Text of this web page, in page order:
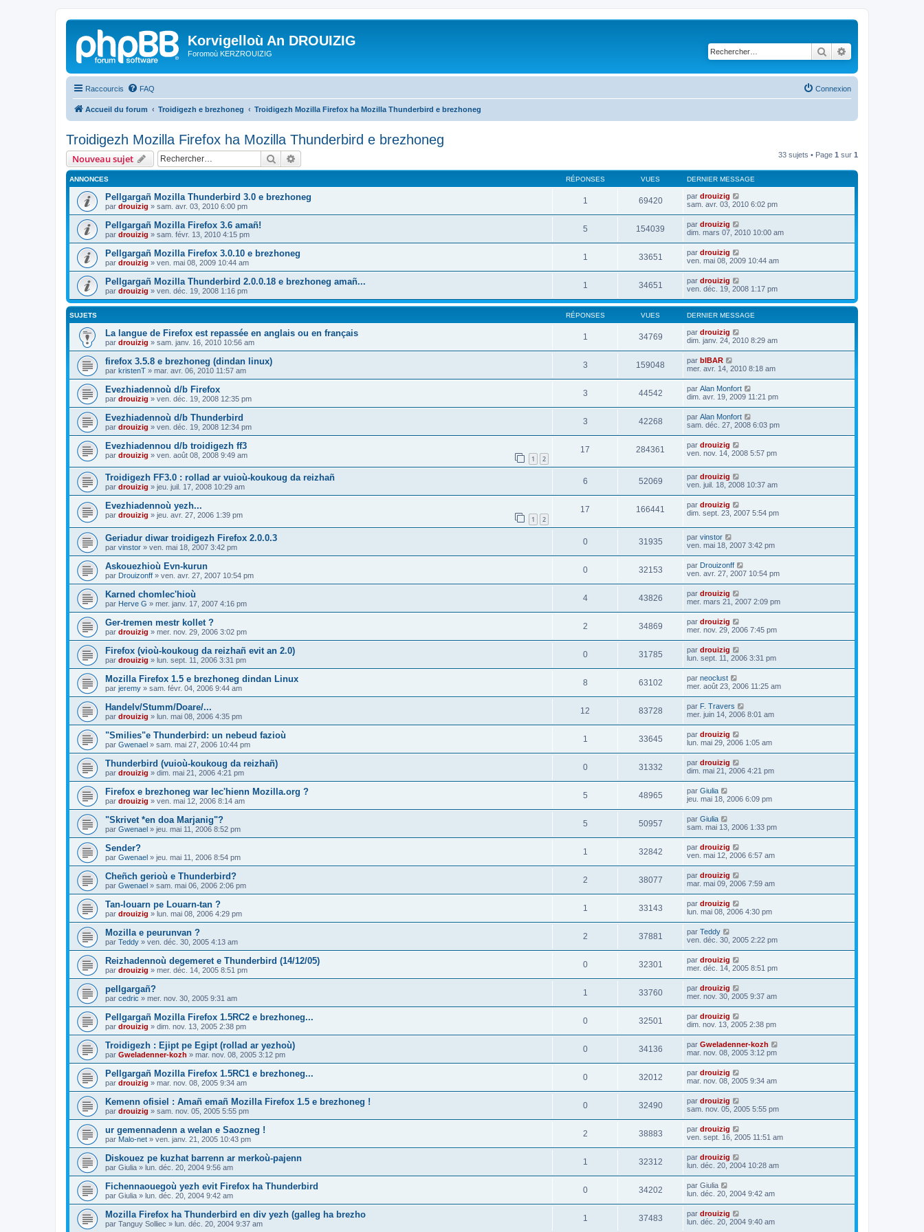
Korvigelloù An DROUIZIG
Foromoù KERZROUIZIG Rechercher
Raccourcis FAQ Connexion
Accueil du forum Troidigezh e brezhoneg Troidigezh Mozilla Firefox ha Mozilla Thunderbird e brezhoneg
Troidigezh Mozilla Firefox ha Mozilla Thunderbird e brezhoneg
Nouveau sujet Rechercher 33 sujets • Page 1 sur 1
ANNONCES RÉPONSES VUES DERNIER MESSAGE
Pellgargañ Mozilla Thunderbird 3.0 e brezhoneg
par drouizig » sam. avr. 03, 2010 6:00 pm
1 69420 par drouizig
sam. avr. 03, 2010 6:02 pm
Pellgargañ Mozilla Firefox 3.6 amañ!
par drouizig » sam. févr. 13, 2010 4:15 pm
5 154039 par drouizig
dim. mars 07, 2010 10:00 am
Pellgargañ Mozilla Firefox 3.0.10 e brezhoneg
par drouizig » ven. mai 08, 2009 10:44 am
1 33651 par drouizig
ven. mai 08, 2009 10:44 am
Pellgargañ Mozilla Thunderbird 2.0.0.18 e brezhoneg amañ...
par drouizig » ven. déc. 19, 2008 1:16 pm
1 34651 par drouizig
ven. déc. 19, 2008 1:17 pm
SUJETS RÉPONSES VUES DERNIER MESSAGE
La langue de Firefox est repassée en anglais ou en français
par drouizig » sam. janv. 16, 2010 10:56 am
1 34769 par drouizig
dim. janv. 24, 2010 8:29 am
firefox 3.5.8 e brezhoneg (dindan linux)
par kristenT » mar. avr. 06, 2010 11:57 am
3 159048 par bIBAR
mer. avr. 14, 2010 8:18 am
Evezhiadennoù d/b Firefox
par drouizig » ven. déc. 19, 2008 12:35 pm
3 44542 par Alan Monfort
dim. avr. 19, 2009 11:21 pm
Evezhiadennoù d/b Thunderbird
par drouizig » ven. déc. 19, 2008 12:34 pm
3 42268 par Alan Monfort
sam. déc. 27, 2008 6:03 pm
Evezhiadennou d/b troidigezh ff3
par drouizig » ven. août 08, 2008 9:49 am 1 2
17 284361 par drouizig
ven. nov. 14, 2008 5:57 pm
Troidigezh FF3.0 : rollad ar vuioù-koukoug da reizhañ
par drouizig » jeu. juil. 17, 2008 10:29 am
6 52069 par drouizig
ven. juil. 18, 2008 10:37 am
Evezhiadennoù yezh...
par drouizig » jeu. avr. 27, 2006 1:39 pm 1 2
17 166441 par drouizig
dim. sept. 23, 2007 5:54 pm
Geriadur diwar troidigezh Firefox 2.0.0.3
par vinstor » ven. mai 18, 2007 3:42 pm
0 31935 par vinstor
ven. mai 18, 2007 3:42 pm
Askouezhioù Evn-kurun
par Drouizonff » ven. avr. 27, 2007 10:54 pm
0 32153 par Drouizonff
ven. avr. 27, 2007 10:54 pm
Karned chomlec'hioù
par Herve G » mer. janv. 17, 2007 4:16 pm
4 43826 par drouizig
mer. mars 21, 2007 2:09 pm
Ger-tremen mestr kollet ?
par drouizig » mer. nov. 29, 2006 3:02 pm
2 34869 par drouizig
mer. nov. 29, 2006 7:45 pm
Firefox (vioù-koukoug da reizhañ evit an 2.0)
par drouizig » lun. sept. 11, 2006 3:31 pm
0 31785 par drouizig
lun. sept. 11, 2006 3:31 pm
Mozilla Firefox 1.5 e brezhoneg dindan Linux
par jeremy » sam. févr. 04, 2006 9:44 am
8 63102 par neoclust
mer. août 23, 2006 11:25 am
Handelv/Stumm/Doare/...
par drouizig » lun. mai 08, 2006 4:35 pm
12 83728 par F. Travers
mer. juin 14, 2006 8:01 am
"Smilies"e Thunderbird: un nebeud fazioù
par Gwenael » sam. mai 27, 2006 10:44 pm
1 33645 par drouizig
lun. mai 29, 2006 1:05 am
Thunderbird (vuioù-koukoug da reizhañ)
par drouizig » dim. mai 21, 2006 4:21 pm
0 31332 par drouizig
dim. mai 21, 2006 4:21 pm
Firefox e brezhoneg war lec'hienn Mozilla.org ?
par drouizig » ven. mai 12, 2006 8:14 am
5 48965 par Giulia
jeu. mai 18, 2006 6:09 pm
"Skrivet *en doa Marjanig"?
par Gwenael » jeu. mai 11, 2006 8:52 pm
5 50957 par Giulia
sam. mai 13, 2006 1:33 pm
Sender?
par Gwenael » jeu. mai 11, 2006 8:54 pm
1 32842 par drouizig
ven. mai 12, 2006 6:57 am
Cheñch gerioù e Thunderbird?
par Gwenael » sam. mai 06, 2006 2:06 pm
2 38077 par drouizig
mar. mai 09, 2006 7:59 am
Tan-louarn pe Louarn-tan ?
par drouizig » lun. mai 08, 2006 4:29 pm
1 33143 par drouizig
lun. mai 08, 2006 4:30 pm
Mozilla e peurunvan ?
par Teddy » ven. déc. 30, 2005 4:13 am
2 37881 par Teddy
ven. déc. 30, 2005 2:22 pm
Reizhadennoù degemeret e Thunderbird (14/12/05)
par drouizig » mer. déc. 14, 2005 8:51 pm
0 32301 par drouizig
mer. déc. 14, 2005 8:51 pm
pellgargañ?
par cedric » mer. nov. 30, 2005 9:31 am
1 33760 par drouizig
mer. nov. 30, 2005 9:37 am
Pellgargañ Mozilla Firefox 1.5RC2 e brezhoneg...
par drouizig » dim. nov. 13, 2005 2:38 pm
0 32501 par drouizig
dim. nov. 13, 2005 2:38 pm
Troidigezh : Ejipt pe Egipt (rollad ar yezhoù)
par Gweladenner-kozh » mar. nov. 08, 2005 3:12 pm
0 34136 par Gweladenner-kozh
mar. nov. 08, 2005 3:12 pm
Pellgargañ Mozilla Firefox 1.5RC1 e brezhoneg...
par drouizig » mar. nov. 08, 2005 9:34 am
0 32012 par drouizig
mar. nov. 08, 2005 9:34 am
Kemenn ofisiel : Amañ emañ Mozilla Firefox 1.5 e brezhoneg !
par drouizig » sam. nov. 05, 2005 5:55 pm
0 32490 par drouizig
sam. nov. 05, 2005 5:55 pm
ur gemennadenn a welan e Saozneg !
par Malo-net » ven. janv. 21, 2005 10:43 pm
2 38883 par drouizig
ven. sept. 16, 2005 11:51 am
Diskouez pe kuzhat barrenn ar merkoù-pajenn
par Giulia » lun. déc. 20, 2004 9:56 am
1 32312 par drouizig
lun. déc. 20, 2004 10:28 am
Fichennaouegoù yezh evit Firefox ha Thunderbird
par Giulia » lun. déc. 20, 2004 9:42 am
0 34202 par Giulia
lun. déc. 20, 2004 9:42 am
Mozilla Firefox ha Thunderbird en div yezh (galleg ha brezho
par Tanguy Solliec » lun. déc. 20, 2004 9:37 am
1 37483 par drouizig
lun. déc. 20, 2004 9:40 am